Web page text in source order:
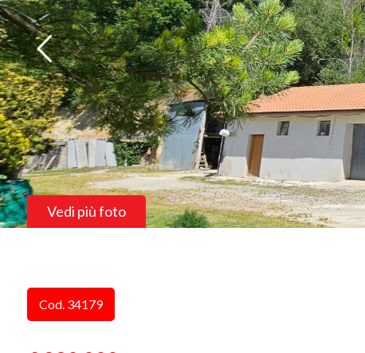
Vedi più foto
Cod. 34179